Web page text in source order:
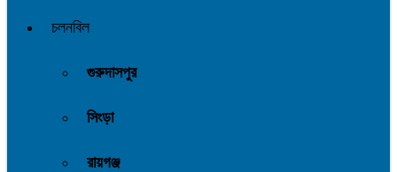
চলনবিল
গুরুদাসপুর
সিংড়া
রায়গঞ্জ